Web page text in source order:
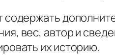
содержать
вес, автор и
их историю.